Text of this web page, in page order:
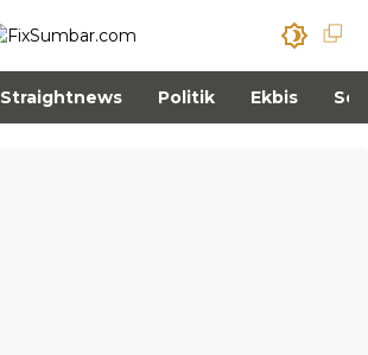
Straightnews Politik Ekbis